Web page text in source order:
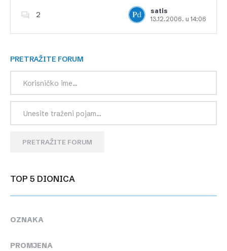
2
satis
13.12.2006. u 14:06
Dodajte u favorite
PRETRAŽITE FORUM
PRETRAŽITE FORUM
TOP 5 DIONICA
OZNAKA
PROMJENA